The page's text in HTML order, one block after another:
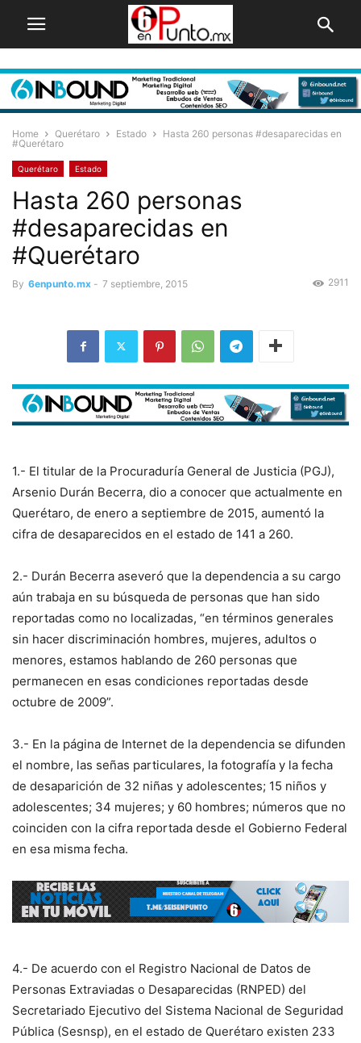
Home Querétaro Estado
Hasta 260 personas #desaparecidas en
#Querétaro
Querétaro Estado
Hasta 260 personas
#desaparecidas en
#Querétaro
By 6enpunto.mx - 7 septiembre, 2015 2911
1.- El titular de la Procuraduría General de Justicia (PGJ),
Arsenio Durán Becerra, dio a conocer que actualmente en
Querétaro, de enero a septiembre de 2015, aumentó la
cifra de desaparecidos en el estado de 141 a 260.
2.- Durán Becerra aseveró que la dependencia a su cargo
aún trabaja en su búsqueda de personas que han sido
reportadas como no localizadas, “en términos generales
sin hacer discriminación hombres, mujeres, adultos o
menores, estamos hablando de 260 personas que
permanecen en esas condiciones reportadas desde
octubre de 2009”.
3.- En la página de Internet de la dependencia se difunden
el nombre, las señas particulares, la fotografía y la fecha
de desaparición de 32 niñas y adolescentes; 15 niños y
adolescentes; 34 mujeres; y 60 hombres; números que no
coinciden con la cifra reportada desde el Gobierno Federal
en esa misma fecha.
4.- De acuerdo con el Registro Nacional de Datos de
Personas Extraviadas o Desaparecidas (RNPED) del
Secretariado Ejecutivo del Sistema Nacional de Seguridad
Pública (Sesnsp), en el estado de Querétaro existen 233